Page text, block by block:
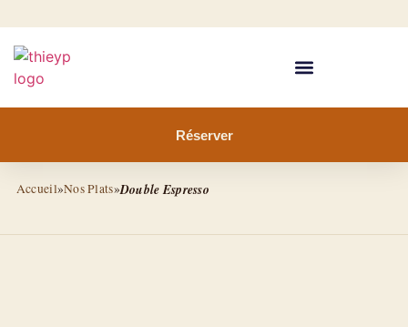
Réserver
Accueil»Nos Plats»Double Espresso